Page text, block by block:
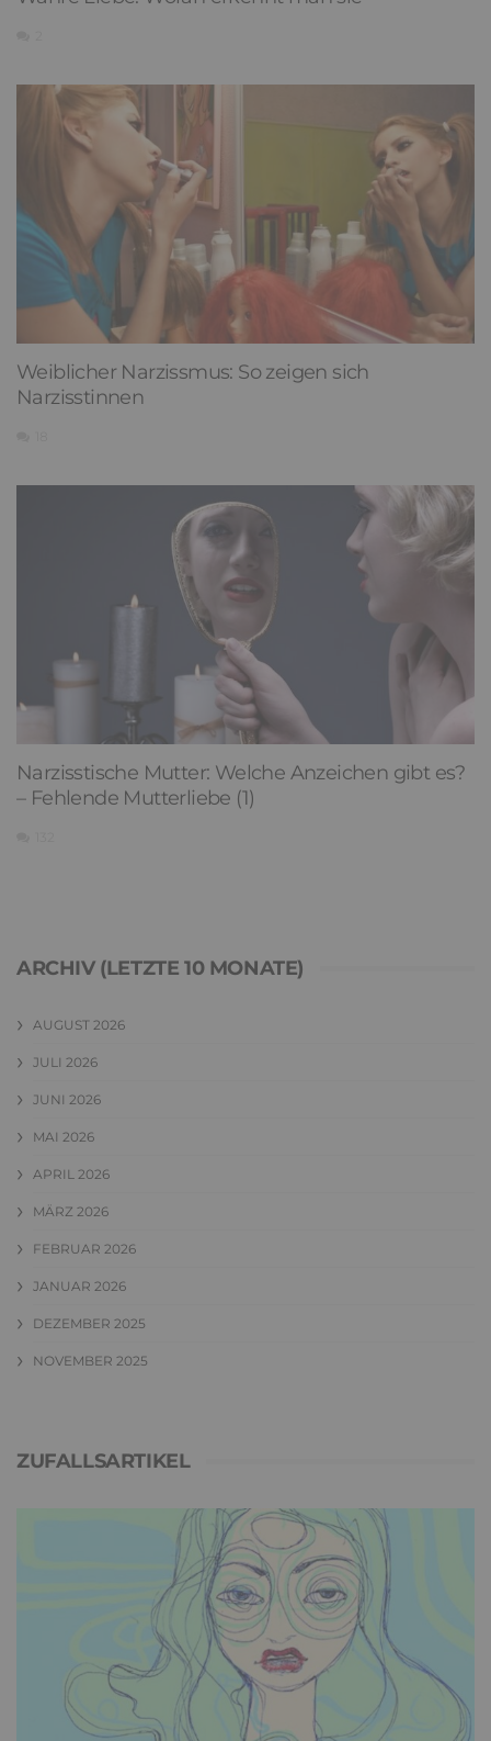
Weiblicher Narzissmus: So zeigen sich
Narzisstinnen
Narzisstische Mutter: Welche Anzeichen gibt es?
– Fehlende Mutterliebe (1)
ARCHIV (LETZTE 10 MONATE)
AUGUST 2026
JULI 2026
JUNI 2026
MAI 2026
APRIL 2026
MÄRZ 2026
FEBRUAR 2026
JANUAR 2026
DEZEMBER 2025
NOVEMBER 2025
ZUFALLSARTIKEL